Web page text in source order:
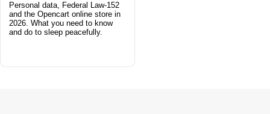
Personal data, Federal Law-152
and the Opencart online store in
2026. What you need to know
and do to sleep peacefully.